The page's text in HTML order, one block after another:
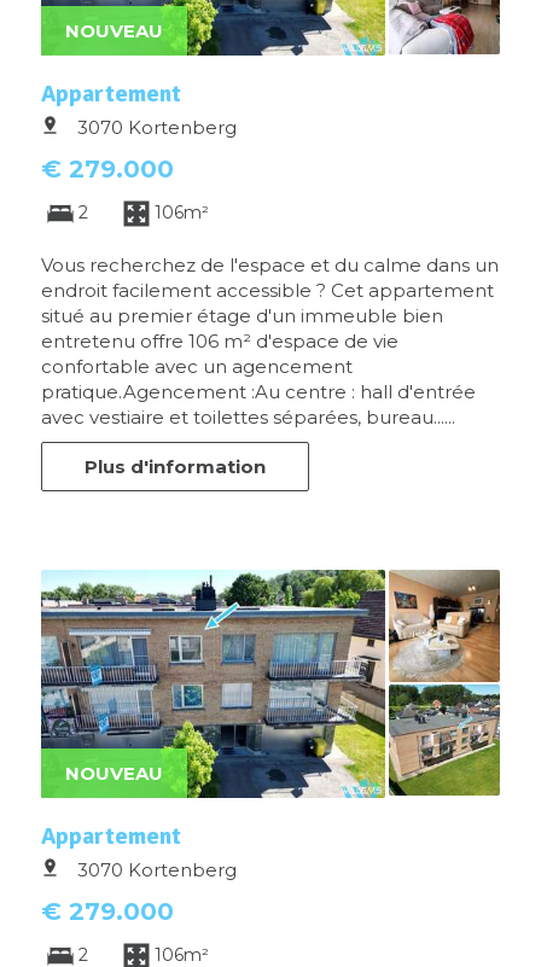
NOUVEAU
Appartement
3070 Kortenberg
€ 279.000
2 106m²
Vous recherchez de l'espace et du calme dans un
endroit facilement accessible ? Cet appartement
situé au premier étage d'un immeuble bien
entretenu offre 106 m² d'espace de vie
confortable avec un agencement
pratique.Agencement :Au centre : hall d'entrée
avec vestiaire et toilettes séparées, bureau......
Plus d'information
NOUVEAU
Appartement
3070 Kortenberg
€ 279.000
2 106m²